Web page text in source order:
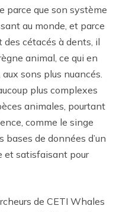
parce que son système
au monde, et parce
des cétacés à dents, il
animal, ce qui en
sons plus nuancés.
plus complexes
animales, pourtant
comme le singe
de données d’un
et satisfaisant pour
de CETI Whales